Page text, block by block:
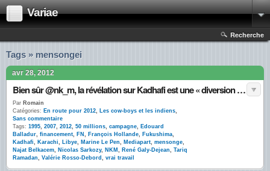
Variae
Recherche
Tags » mensongei
avr 28, 2012
Bien sûr @nk_m, la révélation sur Kadhafi est une « diversion » de la gauche !
Par Romain
Catégories: En route pour 2012, Les cow-boys et les indiens,
Sans commentaire
Tags: 1995, 2007, 2012, 50 millions, campagne, Edouard
Balladur, financement, FN , François Hollande, Fukushima,
Kadhafi, Karachi, Libye, Marine Le Pen, Mediapart, mensonge,
Najat Belkacem, Nicolas Sarkozy, NKM , René Galy-Dejean, Tariq
Ramadan, Valérie Rosso-Debord , vrai travail